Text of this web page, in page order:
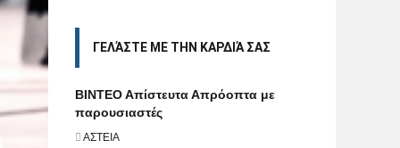
ΓΕΛΆΣΤΕ ΜΕ ΤΗΝ ΚΑΡΔΙΆ ΣΑΣ
BINTEO Aπίστευτα Απρόοπτα με
παρουσιαστές
ΑΣΤΕΙΑ